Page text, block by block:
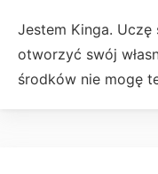
Jestem Kinga. Uczę
otworzyć swój
środków nie mogę